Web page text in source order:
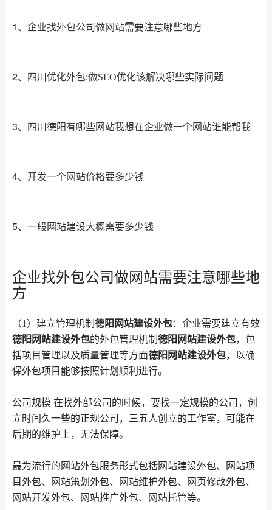
1、 企业找外包公司做网站需要注意哪些地方
2、 四川优化外包:做SEO优化该解决哪些实际问题
3、 四川德阳有哪些网站我想在企业做一个网站谁能帮我
4、 开发一个网站价格要多少钱
5、 一般网站建设大概需要多少钱
企业找外包公司做网站需要注意哪些地
方
（1）建立管理机制 德阳网站建设外包：企业需要建立有效
德阳网站建设外包的外包管理机制 德阳网站建设外包，包
括项目管理以及质量管理等方面德阳网站建设外包，以确
保外包项目能够按照计划顺利进行。
公司规模 在找外部公司的时候，要找一定规模的公司，创
立时间久一些的正规公司，三五人创立的工作室，可能在
后期的维护上，无法保障。
最为流行的网站外包服务形式包括网站建设外包、网站项
目外包、网站策划外包、网站维护外包、网页修改外包、
网站开发外包、网站推广外包、网站托管等。